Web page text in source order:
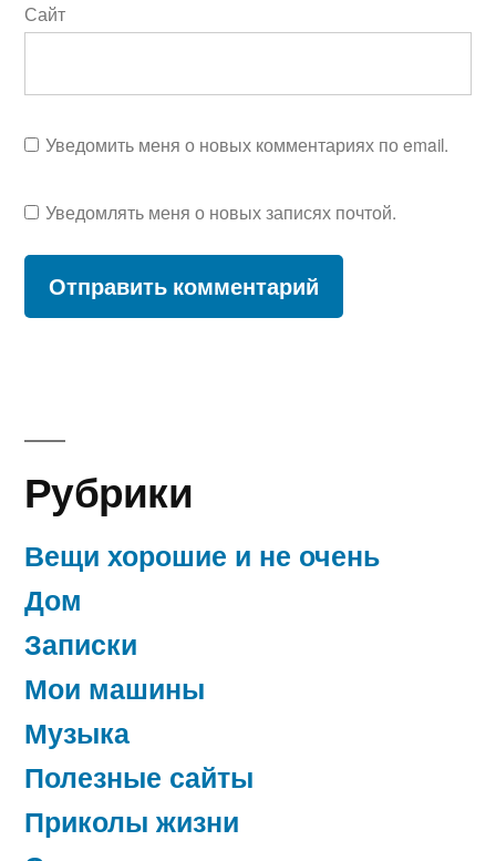
Сайт
Уведомить меня о новых комментариях по email.
Уведомлять меня о новых записях почтой.
Рубрики
Вещи хорошие и не очень
Дом
Записки
Мои машины
Музыка
Полезные сайты
Приколы жизни